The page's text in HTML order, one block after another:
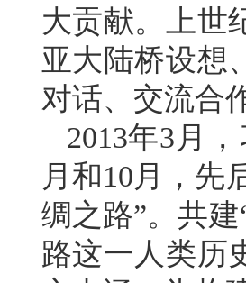
大贡献。上世
亚大陆桥设想
对话、交流合
2013年3月
月和10月，先
绸之路”。共
路这一人类历